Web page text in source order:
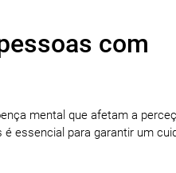
com
mental que afetam a
essencial para garantir um